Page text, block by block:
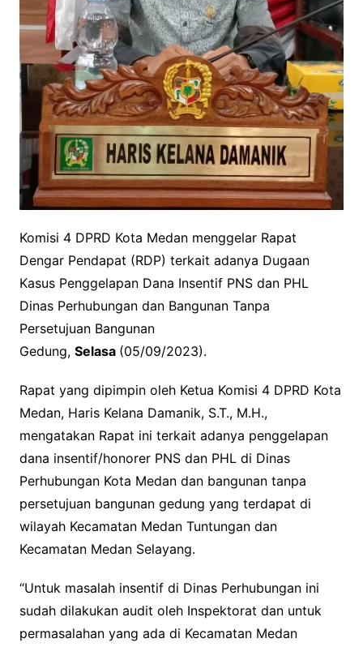
Komisi 4 DPRD Kota Medan menggelar Rapat
Dengar Pendapat (RDP) terkait adanya Dugaan
Kasus Penggelapan Dana Insentif PNS dan PHL
Dinas Perhubungan dan Bangunan Tanpa
Persetujuan Bangunan
Gedung, Selasa (05/09/2023).
Rapat yang dipimpin oleh Ketua Komisi 4 DPRD Kota
Medan, Haris Kelana Damanik, S.T., M.H.,
mengatakan Rapat ini terkait adanya penggelapan
dana insentif/honorer PNS dan PHL di Dinas
Perhubungan Kota Medan dan bangunan tanpa
persetujuan bangunan gedung yang terdapat di
wilayah Kecamatan Medan Tuntungan dan
Kecamatan Medan Selayang.
“Untuk masalah insentif di Dinas Perhubungan ini
sudah dilakukan audit oleh Inspektorat dan untuk
permasalahan yang ada di Kecamatan Medan